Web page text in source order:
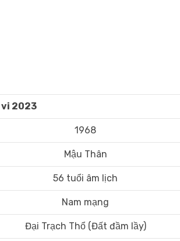
2023
1968
Mậu Thân
56 tuổi âm lịch
Nam mạng
Đại Trạch Thổ (Đất đầm lầy)